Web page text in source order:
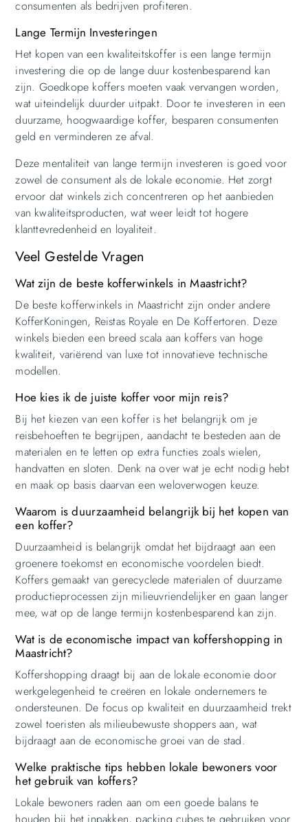
consumenten als bedrijven profiteren.
Lange Termijn Investeringen
Het kopen van een kwaliteitskoffer is een lange termijn
investering die op de lange duur kostenbesparend kan
zijn. Goedkope koffers moeten vaak vervangen worden,
wat uiteindelijk duurder uitpakt. Door te investeren in een
duurzame, hoogwaardige koffer, besparen consumenten
geld en verminderen ze afval.
Deze mentaliteit van lange termijn investeren is goed voor
zowel de consument als de lokale economie. Het zorgt
ervoor dat winkels zich concentreren op het aanbieden
van kwaliteitsproducten, wat weer leidt tot hogere
klanttevredenheid en loyaliteit.
Veel Gestelde Vragen
Wat zijn de beste kofferwinkels in Maastricht?
De beste kofferwinkels in Maastricht zijn onder andere
KofferKoningen, Reistas Royale en De Koffertoren. Deze
winkels bieden een breed scala aan koffers van hoge
kwaliteit, variërend van luxe tot innovatieve technische
modellen.
Hoe kies ik de juiste koffer voor mijn reis?
Bij het kiezen van een koffer is het belangrijk om je
reisbehoeften te begrijpen, aandacht te besteden aan de
materialen en te letten op extra functies zoals wielen,
handvatten en sloten. Denk na over wat je echt nodig hebt
en maak op basis daarvan een weloverwogen keuze.
Waarom is duurzaamheid belangrijk bij het kopen van
een koffer?
Duurzaamheid is belangrijk omdat het bijdraagt aan een
groenere toekomst en economische voordelen biedt.
Koffers gemaakt van gerecyclede materialen of duurzame
productieprocessen zijn milieuvriendelijker en gaan langer
mee, wat op de lange termijn kostenbesparend kan zijn.
Wat is de economische impact van koffershopping in
Maastricht?
Koffershopping draagt bij aan de lokale economie door
werkgelegenheid te creëren en lokale ondernemers te
ondersteunen. De focus op kwaliteit en duurzaamheid trekt
zowel toeristen als milieubewuste shoppers aan, wat
bijdraagt aan de economische groei van de stad.
Welke praktische tips hebben lokale bewoners voor
het gebruik van koffers?
Lokale bewoners raden aan om een goede balans te
houden bij het inpakken, packing cubes te gebruiken voor